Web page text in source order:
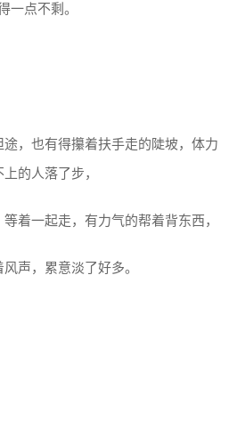
一点不剩。
，也有得攥着扶手走的陡坡，体力
上的人落了步，
着一起走，有力气的帮着背东西，
声，累意淡了好多。